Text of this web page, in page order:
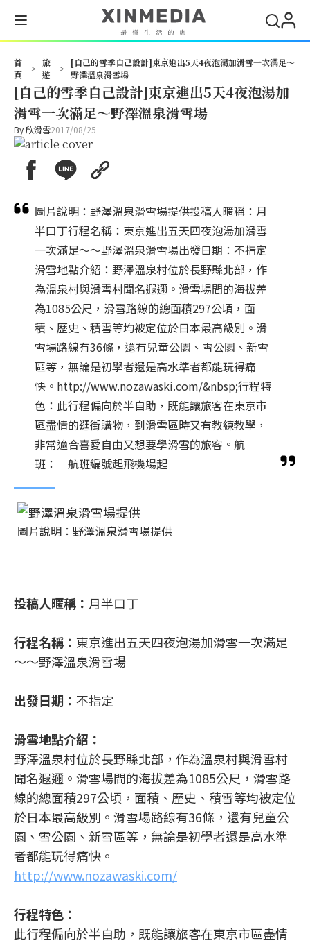
首
頁
>
旅
遊
>
[自己的雪季自己設計]東京進出5天4夜泡湯加滑雪一次滿足～
野澤溫泉滑雪場
[自己的雪季自己設計]東京進出5天4夜泡湯加
滑雪一次滿足～野澤溫泉滑雪場
By欣滑雪2017/08/25
圖片說明：野澤溫泉滑雪場提供投稿人暱稱：月
半口丁行程名稱：東京進出五天四夜泡湯加滑雪
一次滿足～～野澤溫泉滑雪場出發日期：不指定
滑雪地點介紹：野澤溫泉村位於長野縣北部，作
為溫泉村與滑雪村聞名遐邇。滑雪場間的海拔差
為1085公尺，滑雪路線的總面積297公頃，面
積、歷史、積雪等均被定位於日本最高級別。滑
雪場路線有36條，還有兒童公園、雪公園、新雪
區等，無論是初學者還是高水準者都能玩得痛
快。http://www.nozawaski.com/&nbsp;行程特
色：此行程偏向於半自助，既能讓旅客在東京市
區盡情的逛街購物，到滑雪區時又有教練教學，
非常適合喜愛自由又想要學滑雪的旅客。航
班： 航班編號起飛機場起
圖片說明：野澤溫泉滑雪場提供
投稿人暱稱： 月半口丁
行程名稱： 東京進出五天四夜泡湯加滑雪一次滿足
～～野澤溫泉滑雪場
出發日期： 不指定
滑雪地點介紹：
野澤溫泉村位於長野縣北部，作為溫泉村與滑雪村
聞名遐邇。滑雪場間的海拔差為1085公尺，滑雪路
線的總面積297公頃，面積、歷史、積雪等均被定位
於日本最高級別。滑雪場路線有36條，還有兒童公
園、雪公園、新雪區等，無論是初學者還是高水準
者都能玩得痛快。
http://www.nozawaski.com/
行程特色：
此行程偏向於半自助，既能讓旅客在東京市區盡情